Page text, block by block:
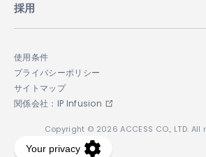
採用
使用条件
プライバシーポリシー
サイトマップ
関係会社：IP Infusion
Copyright © 2026 ACCESS CO., LTD. All